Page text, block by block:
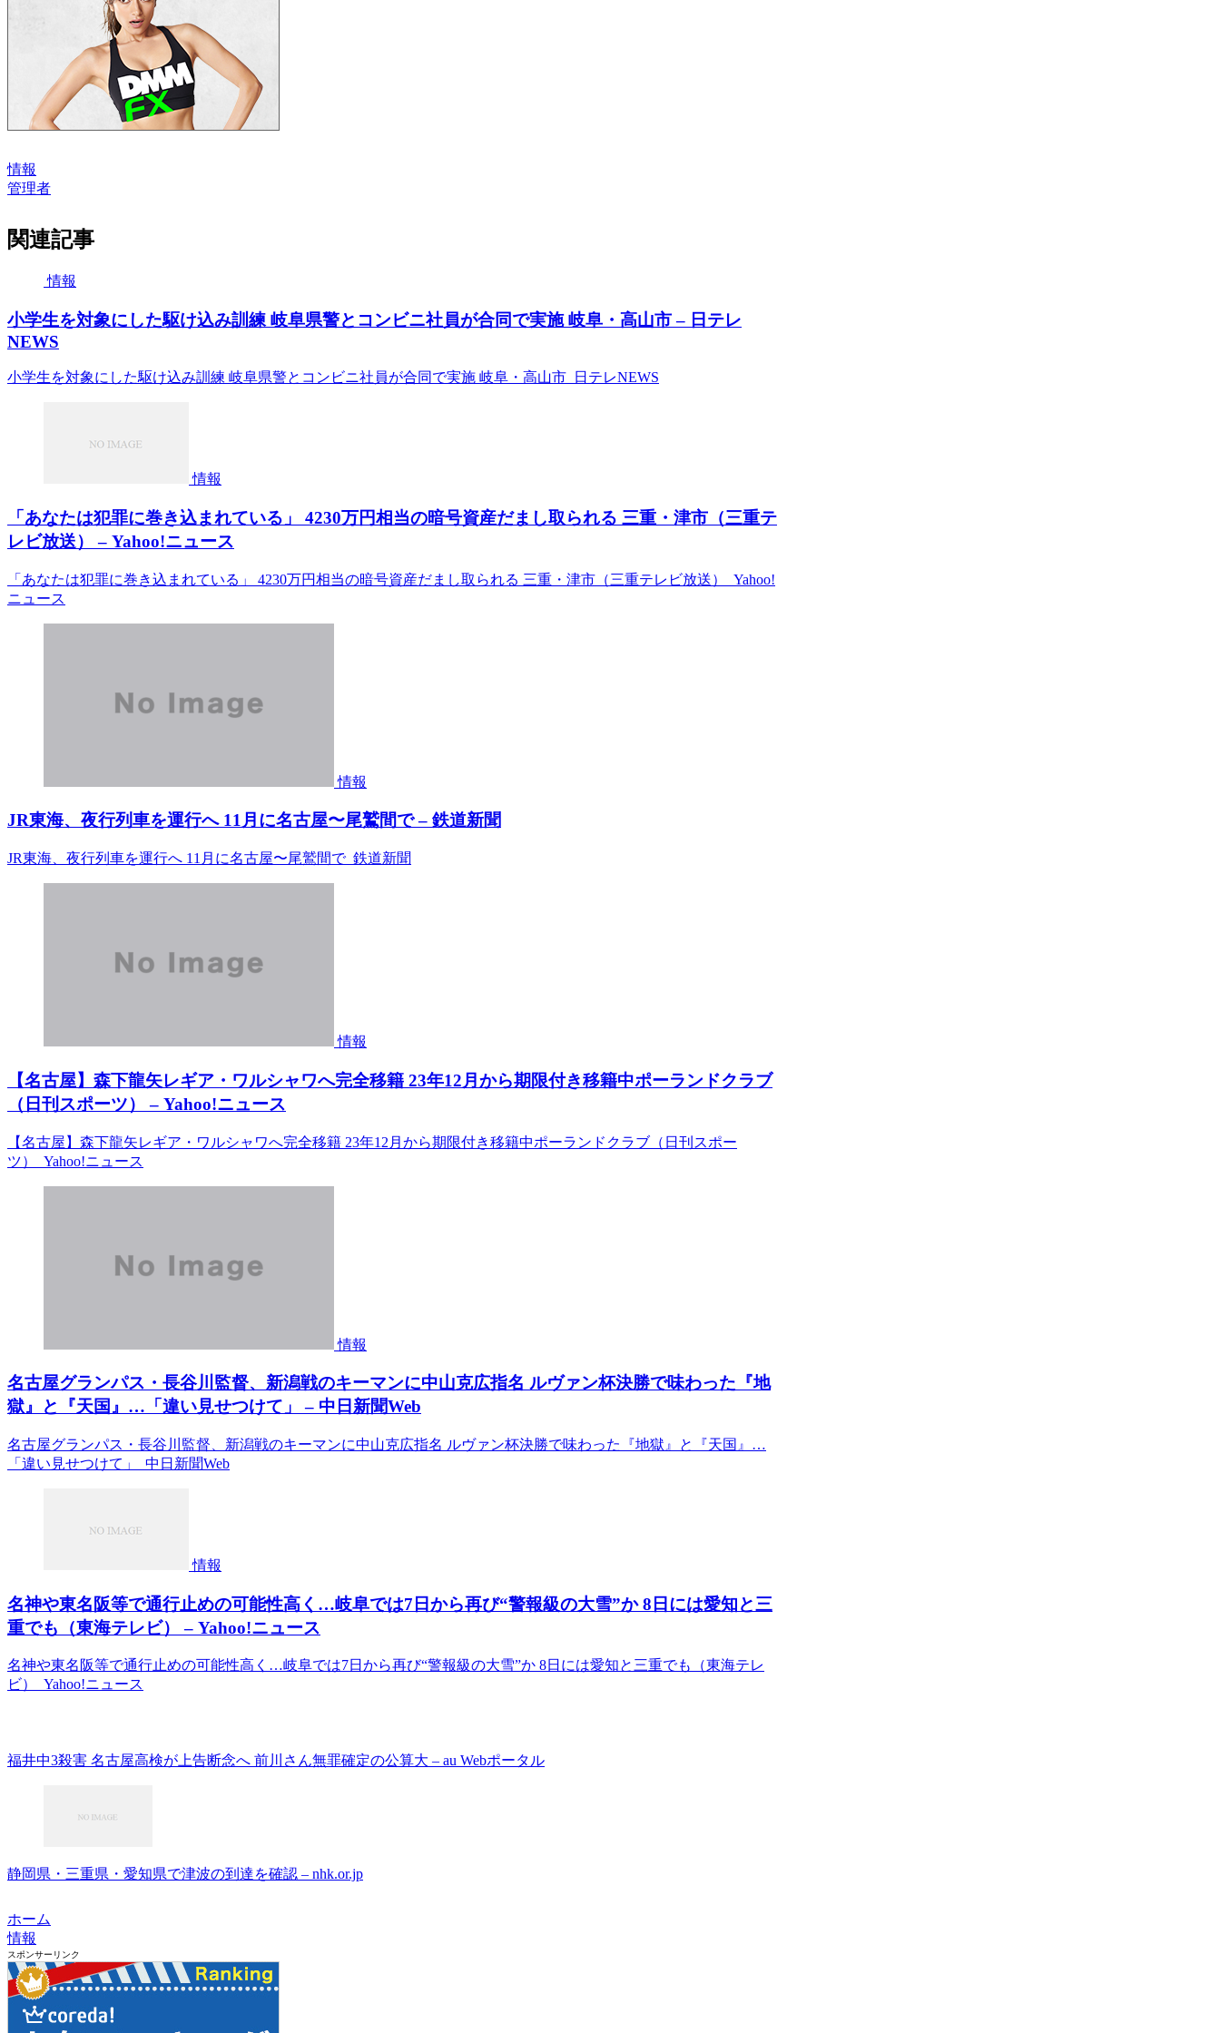
情報
管理者
関連記事
情報
小学生を対象にした駆け込み訓練 岐阜県警とコンビニ社員が合同で実施 岐阜・高山市 – 日テレ
NEWS
小学生を対象にした駆け込み訓練 岐阜県警とコンビニ社員が合同で実施 岐阜・高山市 日テレNEWS
情報
「あなたは犯罪に巻き込まれている」 4230万円相当の暗号資産だまし取られる 三重・津市（三重テ
レビ放送） – Yahoo!ニュース
「あなたは犯罪に巻き込まれている」 4230万円相当の暗号資産だまし取られる 三重・津市（三重テレビ放送） Yahoo!
ニュース
情報
JR東海、夜行列車を運行へ 11月に名古屋〜尾鷲間で – 鉄道新聞
JR東海、夜行列車を運行へ 11月に名古屋〜尾鷲間で 鉄道新聞
情報
【名古屋】森下龍矢レギア・ワルシャワへ完全移籍 23年12月から期限付き移籍中ポーランドクラブ
（日刊スポーツ） – Yahoo!ニュース
【名古屋】森下龍矢レギア・ワルシャワへ完全移籍 23年12月から期限付き移籍中ポーランドクラブ（日刊スポー
ツ） Yahoo!ニュース
情報
名古屋グランパス・長谷川監督、新潟戦のキーマンに中山克広指名 ルヴァン杯決勝で味わった『地
獄』と『天国』…「違い見せつけて」 – 中日新聞Web
名古屋グランパス・長谷川監督、新潟戦のキーマンに中山克広指名 ルヴァン杯決勝で味わった『地獄』と『天国』…
「違い見せつけて」 中日新聞Web
情報
名神や東名阪等で通行止めの可能性高く…岐阜では7日から再び“警報級の大雪”か 8日には愛知と三
重でも（東海テレビ） – Yahoo!ニュース
名神や東名阪等で通行止めの可能性高く…岐阜では7日から再び“警報級の大雪”か 8日には愛知と三重でも（東海テレ
ビ） Yahoo!ニュース
福井中3殺害 名古屋高検が上告断念へ 前川さん無罪確定の公算大 – au Webポータル
静岡県・三重県・愛知県で津波の到達を確認 – nhk.or.jp
ホーム
情報
スポンサーリンク